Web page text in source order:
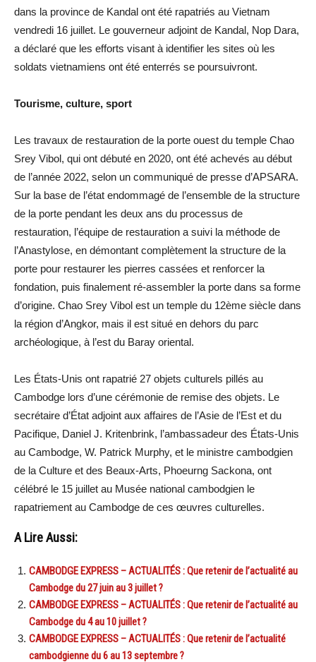
dans la province de Kandal ont été rapatriés au Vietnam
vendredi 16 juillet. Le gouverneur adjoint de Kandal, Nop Dara,
a déclaré que les efforts visant à identifier les sites où les
soldats vietnamiens ont été enterrés se poursuivront.
Tourisme, culture, sport
Les travaux de restauration de la porte ouest du temple Chao
Srey Vibol, qui ont débuté en 2020, ont été achevés au début
de l’année 2022, selon un communiqué de presse d’APSARA.
Sur la base de l’état endommagé de l’ensemble de la structure
de la porte pendant les deux ans du processus de
restauration, l’équipe de restauration a suivi la méthode de
l’Anastylose, en démontant complètement la structure de la
porte pour restaurer les pierres cassées et renforcer la
fondation, puis finalement ré-assembler la porte dans sa forme
d’origine. Chao Srey Vibol est un temple du 12ème siècle dans
la région d’Angkor, mais il est situé en dehors du parc
archéologique, à l’est du Baray oriental.
Les États-Unis ont rapatrié 27 objets culturels pillés au
Cambodge lors d’une cérémonie de remise des objets. Le
secrétaire d’État adjoint aux affaires de l’Asie de l’Est et du
Pacifique, Daniel J. Kritenbrink, l’ambassadeur des États-Unis
au Cambodge, W. Patrick Murphy, et le ministre cambodgien
de la Culture et des Beaux-Arts, Phoeurng Sackona, ont
célébré le 15 juillet au Musée national cambodgien le
rapatriement au Cambodge de ces œuvres culturelles.
A Lire Aussi:
CAMBODGE EXPRESS – ACTUALITÉS : Que retenir de l’actualité au
Cambodge du 27 juin au 3 juillet ?
CAMBODGE EXPRESS – ACTUALITÉS : Que retenir de l’actualité au
Cambodge du 4 au 10 juillet ?
CAMBODGE EXPRESS – ACTUALITÉS : Que retenir de l’actualité
cambodgienne du 6 au 13 septembre ?